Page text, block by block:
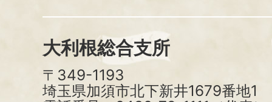
大利根総合支所
〒349-1193
埼玉県加須市北下新井1679番地1